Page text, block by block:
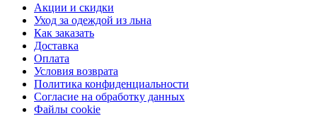
Акции и скидки
Уход за одеждой из льна
Как заказать
Доставка
Оплата
Условия возврата
Политика конфиденциальности
Согласие на обработку данных
Файлы cookie